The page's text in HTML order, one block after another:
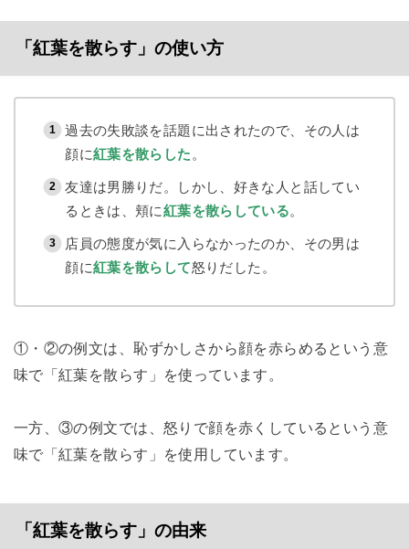
「紅葉を散らす」の使い方
過去の失敗談を話題に出されたので、その人は
顔に紅葉を散らした 。
友達は男勝りだ。しかし、好きな人と話してい
るときは、頬に紅葉を散らしている。
店員の態度が気に入らなかったのか、その男は
顔に紅葉を散らして怒りだした。
①・②の例文は、恥ずかしさから顔を赤らめるという意
味で「紅葉を散らす」を使っています。
一方、③の例文では、怒りで顔を赤くしているという意
味で「紅葉を散らす」を使用しています。
「紅葉を散らす」の由来